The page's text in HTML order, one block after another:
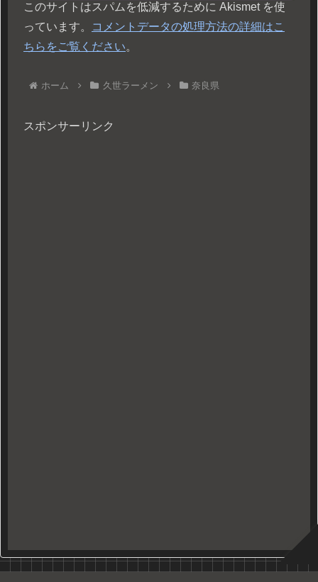
このサイトはスパムを低減するために Akismet を使
っています。
コメントデータの処理方法の詳細はこ
ちらをご覧ください。
ホーム 久世ラーメン 奈良県
スポンサーリンク